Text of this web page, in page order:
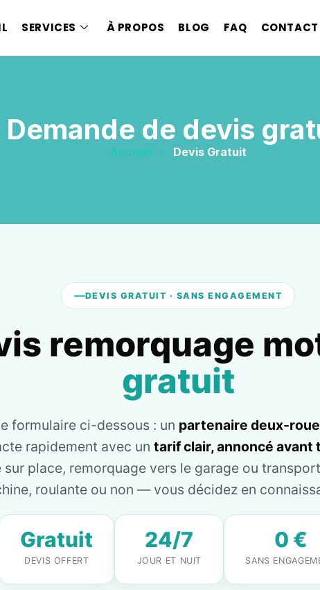
SERVICES À PROPOS BLOG FAQ CONTACT
Demande de devis
Accueil » Devis Gratuit
DEVIS GRATUIT · SANS ENGAGEMENT
remorquage
gratuit
formulaire ci-dessous : un partenaire deux-
rapidement avec un tarif clair, annoncé
sur place, remorquage vers le garage ou
roulante ou non — vous décidez en
Gratuit
DEVIS OFFERT
24/7
JOUR ET NUIT
0 €
SANS